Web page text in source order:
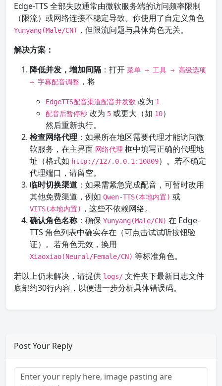
Edge-TTS 全部失败通常由微软服务端的访问频率限制
（限流）或网络连接不稳定导致。你使用了自定义角色
Yunyang(Male/CN) ，但限流问题与具体角色无关。
解决方案：
降低并发，增加间隔 ：打开 菜单 → 工具 → 高级选项
→ 字幕配音调整 ，将
EdgeTTS配音渠道配音并发数 改为 1
配音后暂停秒 改为 5 或更大（如 10）
然后重新执行。
检查网络代理 ：如果所在地区需要代理才能访问微
软服务，在主界面 网络代理 框中填写正确的代理地
址（格式如 http://127.0.0.1:10809）。若不确定
代理端口，请留空。
临时切换渠道 ：如果需紧急完成配音，可暂时改用
其他免费渠道，例如 Qwen-TTS(本地内置) 或
VITS(本地内置) ，这些不依赖网络。
确认角色名称：确保 Yunyang(Male/CN) 在 Edge-
TTS 角色列表中确实存在（可点击试试听按钮验
证）。若角色无效，换用
Xiaoxiao(Neural/Female/CN) 等标准角色。
若以上仍未解决，请提供 logs/ 文件夹下最新日志文件
底部约30行内容，以便进一步分析具体错误码。
Post Your Reply